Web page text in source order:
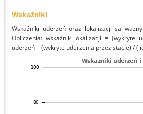
Wskaźniki
Wskaźniki uderzeń oraz lokalizacji są
Obliczenia: wskaźnik lokalizacji = (wykryte
uderzeń = (wykryte uderzenia przez stację) /